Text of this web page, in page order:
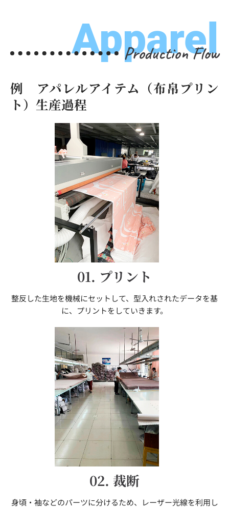
Apparel
Production Flow
例 アパレルアイテム（布帛プリン
ト）生産過程
01. プリント
整反した生地を機械にセットして、型入れされたデータを基
に、プリントをしていきます。
02. 裁断
身頃・袖などのパーツに分けるため、レーザー光線を利用し